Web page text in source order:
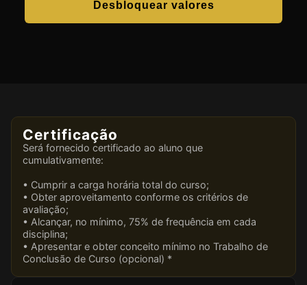
Desbloquear valores
Certificação
Será fornecido certificado ao aluno que
cumulativamente:
• Cumprir a carga horária total do curso;
• Obter aproveitamento conforme os critérios de
avaliação;
• Alcançar, no mínimo, 75% de frequência em cada
disciplina;
• Apresentar e obter conceito mínimo no Trabalho de
Conclusão de Curso (opcional) *